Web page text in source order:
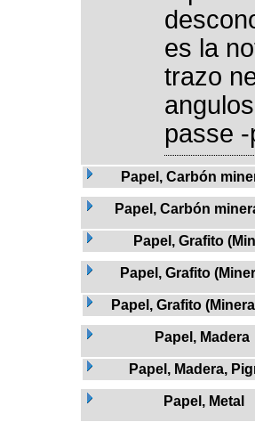
es la
trazo
passe
Papel, Carbón
Papel, Carbón
Papel, Grafito
Papel, Grafito
Papel, Grafito
Papel, Madera
Papel, Madera,
Papel, Metal